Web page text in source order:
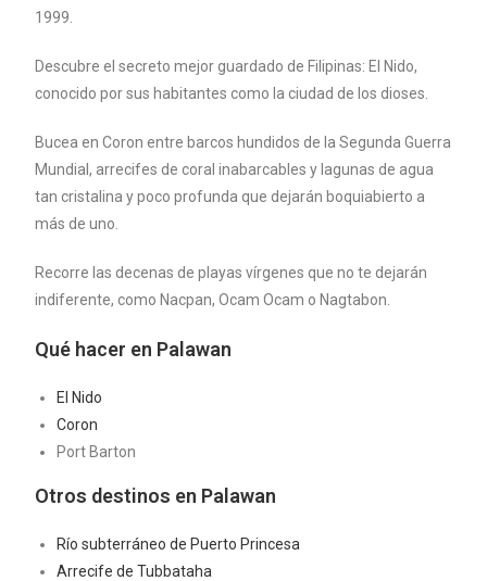
1999.
Descubre el secreto mejor guardado de Filipinas: El Nido,
conocido por sus habitantes como la ciudad de los dioses.
Bucea en Coron entre barcos hundidos de la Segunda Guerra
Mundial, arrecifes de coral inabarcables y lagunas de agua
tan cristalina y poco profunda que dejarán boquiabierto a
más de uno.
Recorre las decenas de playas vírgenes que no te dejarán
indiferente, como Nacpan, Ocam Ocam o Nagtabon.
Qué hacer en Palawan
El Nido
Coron
Port Barton
Otros destinos en Palawan
Río subterráneo de Puerto Princesa
Arrecife de Tubbataha